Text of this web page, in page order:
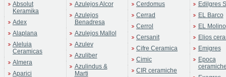
Absolut
Keramika
Adex
Alaplana
Aleluia
Ceramicas
Almera
Aparici
Azulejos Alcor
Azulejos
Benadresa
Azulejos Mallol
Azulev
Azuliber
Azulindus &
Marti
Cerdomus
Cerrad
Cerrol
Cersanit
Cifre Ceramica
Cimic
CIR ceramiche
Edilgres
EL Barco
EL Molino
Elios
Emigres
Epoca